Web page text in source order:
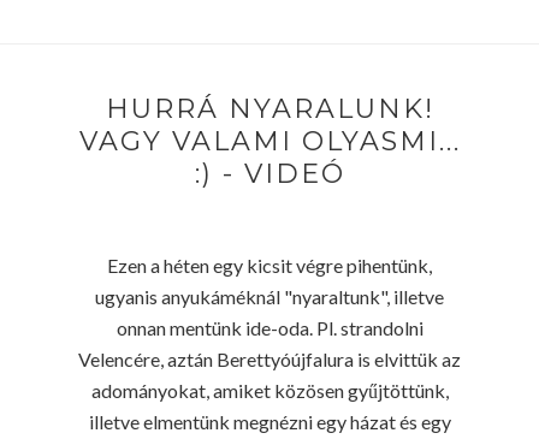
HURRÁ NYARALUNK!
VAGY VALAMI OLYASMI...
:) - VIDEÓ
Ezen a héten egy kicsit végre pihentünk,
ugyanis anyukáméknál "nyaraltunk", illetve
onnan mentünk ide-oda. Pl. strandolni
Velencére, aztán Berettyóújfalura is elvittük az
adományokat, amiket közösen gyűjtöttünk,
illetve elmentünk megnézni egy házat és egy